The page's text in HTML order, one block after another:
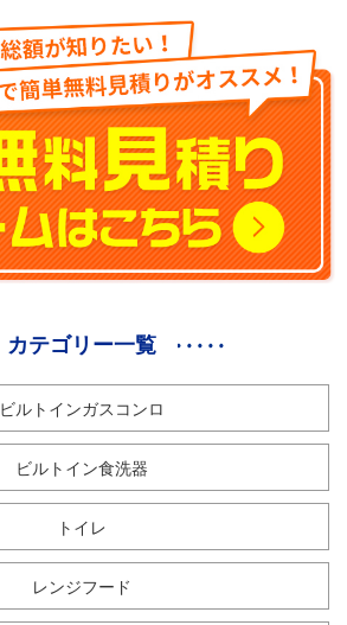
カテゴリー一覧
ビルトインガスコンロ
ビルトイン食洗器
トイレ
レンジフード